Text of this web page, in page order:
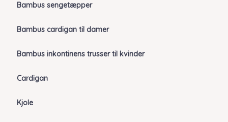
Bambus sengetæpper
Bambus cardigan til damer
Bambus inkontinens trusser til kvinder
Cardigan
Kjole